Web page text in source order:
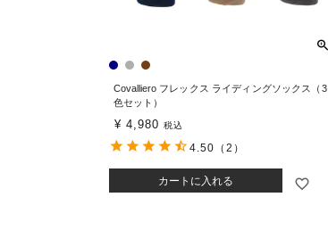
Covalliero フレックス ライディングソックス（3
色セット）
¥ 4,980 税込
カートに入れる
4.50 （2）